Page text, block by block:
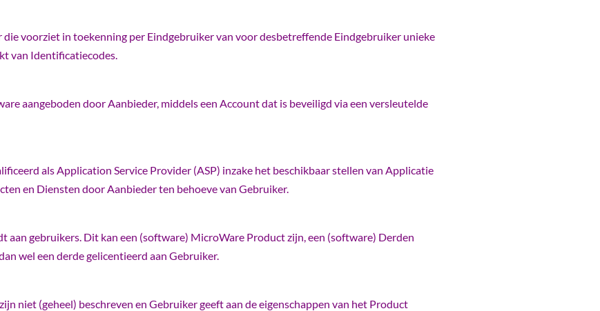
voorziet in toekenning per Eindgebruiker van voor desbetreffende Eindgebruiker unieke
van Identificatiecodes.
aangeboden door Aanbieder, middels een Account dat is beveiligd via een versleutelde
als Application Service Provider (ASP) inzake het beschikbaar stellen van Applicatie
en Diensten door Aanbieder ten behoeve van Gebruiker.
aan gebruikers. Dit kan een (software) MicroWare Product zijn, een (software) Derden
wel een derde gelicentieerd aan Gebruiker.
niet (geheel) beschreven en Gebruiker geeft aan de eigenschappen van het Product